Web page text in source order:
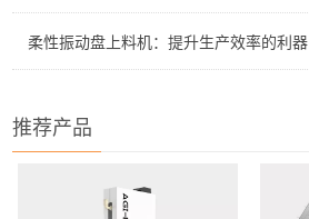
柔性振动盘上料机：提升生产效率的利器
推荐产品